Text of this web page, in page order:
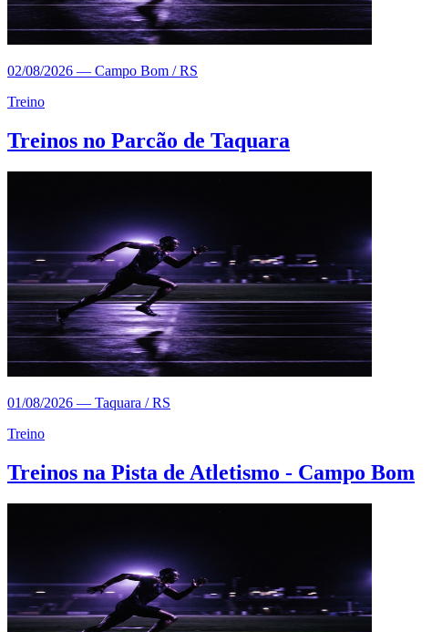
02/08/2026 — Campo Bom / RS
Treino
Treinos no Parcão de Taquara
01/08/2026 — Taquara / RS
Treino
Treinos na Pista de Atletismo - Campo Bom